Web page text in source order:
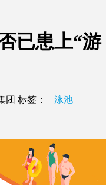
已患上“游
团 标签：
泳池